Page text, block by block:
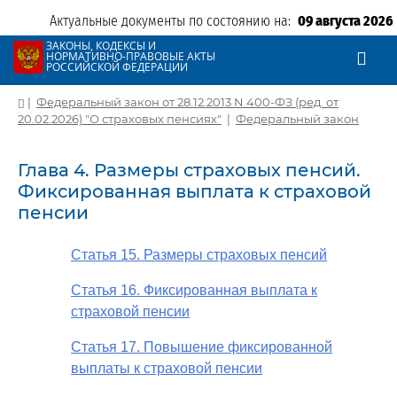
Актуальные документы по состоянию на: 09 августа 2026
ЗАКОНЫ, КОДЕКСЫ И
НОРМАТИВНО-ПРАВОВЫЕ АКТЫ
РОССИЙСКОЙ ФЕДЕРАЦИИ
| Федеральный закон от 28.12.2013 N 400-ФЗ (ред. от
20.02.2026) "О страховых пенсиях" | Федеральный закон
Глава 4. Размеры страховых пенсий.
Фиксированная выплата к страховой
пенсии
Статья 15. Размеры страховых пенсий
Статья 16. Фиксированная выплата к
страховой пенсии
Статья 17. Повышение фиксированной
выплаты к страховой пенсии